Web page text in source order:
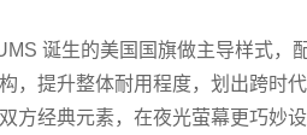
诞生的美国国旗做主导样式，
，提升整体耐用程度，划出跨时
方经典元素，在夜光萤幕更巧妙